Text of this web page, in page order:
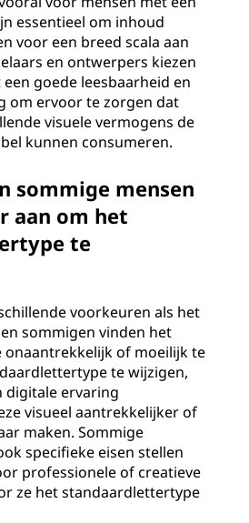
essentieel om inhoud
voor een breed scala aan
en ontwerpers kiezen
goede leesbaarheid en
om ervoor te zorgen dat
visuele vermogens de
kunnen consumeren.
sommige mensen
aan om het
te
voorkeuren als het
sommigen vinden het
of moeilijk te
te wijzigen,
digitale ervaring
visueel aantrekkelijker of
maken. Sommige
specifieke eisen stellen
professionele of creatieve
ze het standaardlettertype